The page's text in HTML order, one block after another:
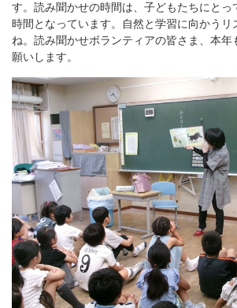
す。読み聞かせの時間は、子どもたちにとっ
時間となっています。自然と学習に向かうリ
ね。読み聞かせボランティアの皆さま、本年
願いします。